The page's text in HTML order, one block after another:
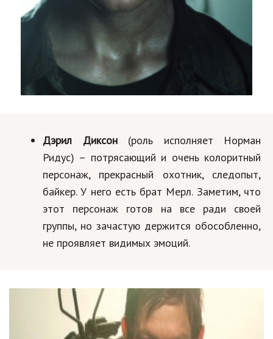
Дэрил Диксон(роль исполняет Норман
Ридус) – потрясающий и очень колоритный
персонаж, прекрасный охотник, следопыт,
байкер. У него есть брат Мерл. Заметим, что
этот персонаж готов на все ради своей
группы, но зачастую держится обособленно,
не проявляет видимых эмоций.